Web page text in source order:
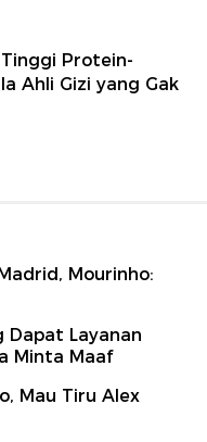
Protein-
Ahli Gizi yang Gak
Mourinho:
Dapat Layanan
Minta Maaf
Mau Tiru Alex